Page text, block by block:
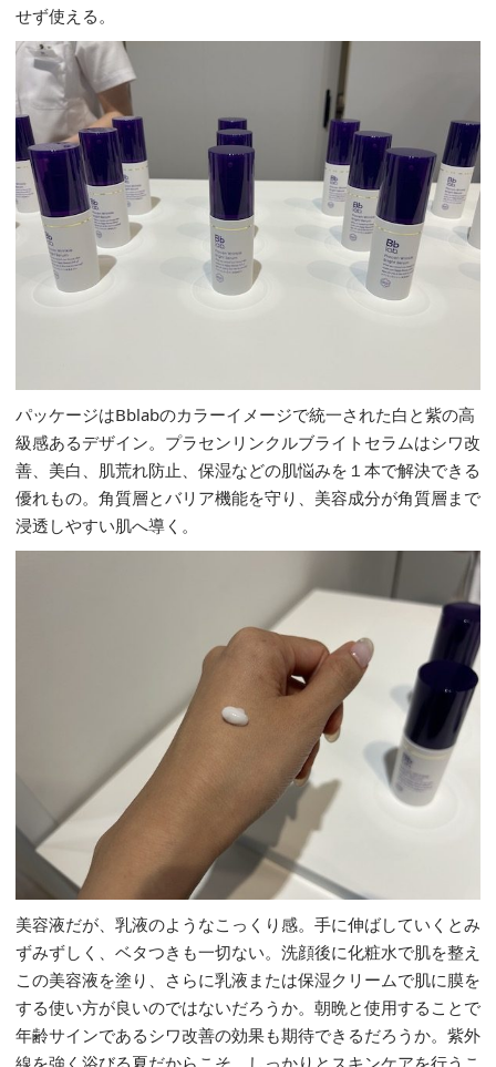
せず使える。
パッケージはBblabのカラーイメージで統一された白と紫の高
級感あるデザイン。プラセンリンクルブライトセラムはシワ改
善、美白、肌荒れ防止、保湿などの肌悩みを１本で解決できる
優れもの。角質層とバリア機能を守り、美容成分が角質層まで
浸透しやすい肌へ導く。
美容液だが、乳液のようなこっくり感。手に伸ばしていくとみ
ずみずしく、ベタつきも一切ない。洗顔後に化粧水で肌を整え
この美容液を塗り、さらに乳液または保湿クリームで肌に膜を
する使い方が良いのではないだろうか。朝晩と使用することで
年齢サインであるシワ改善の効果も期待できるだろうか。紫外
線を強く浴びる夏だからこそ、しっかりとスキンケアを行うこ